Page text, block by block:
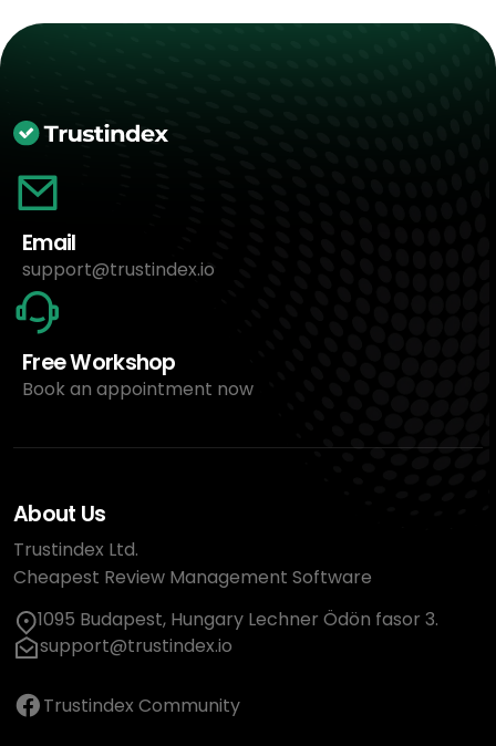
Email
support@trustindex.io
Free Workshop
Book an appointment now
About Us
Trustindex Ltd.
Cheapest Review Management Software
1095 Budapest, Hungary Lechner Ödön fasor 3.
support@trustindex.io
Trustindex Community